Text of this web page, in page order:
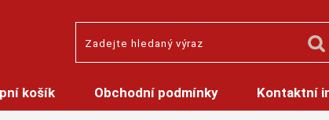
košík Obchodní podmínky Kontaktní